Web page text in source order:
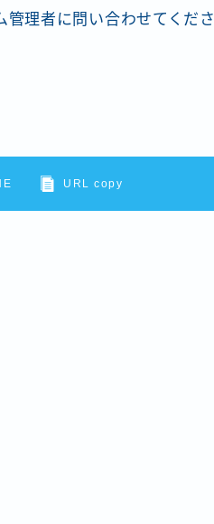
管理者に問い合わせてくださ
URL copy